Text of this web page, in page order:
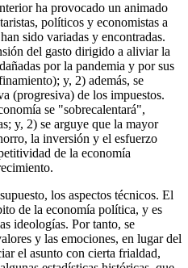
ha provocado un animado
políticos y economistas a
sido variadas y encontradas.
del gasto dirigido a aliviar la
por la pandemia y por sus
y, 2) además, se
(progresiva) de los impuestos.
se "sobrecalentará",
y, 2) se arguye que la mayor
la inversión y el esfuerzo
de la economía
los aspectos técnicos. El
de la economía política, y es
ideologías. Por tanto, se
y las emociones, en lugar del
el asunto con cierta frialdad,